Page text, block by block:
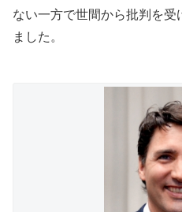
ない一方で世間から批判を受
ました。